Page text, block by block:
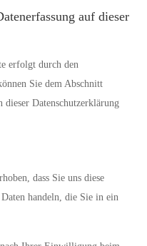
auf dieser
erfolgt durch den
Sie dem Abschnitt
Datenschutzerklärung
dass Sie uns diese
handeln, die Sie in ein